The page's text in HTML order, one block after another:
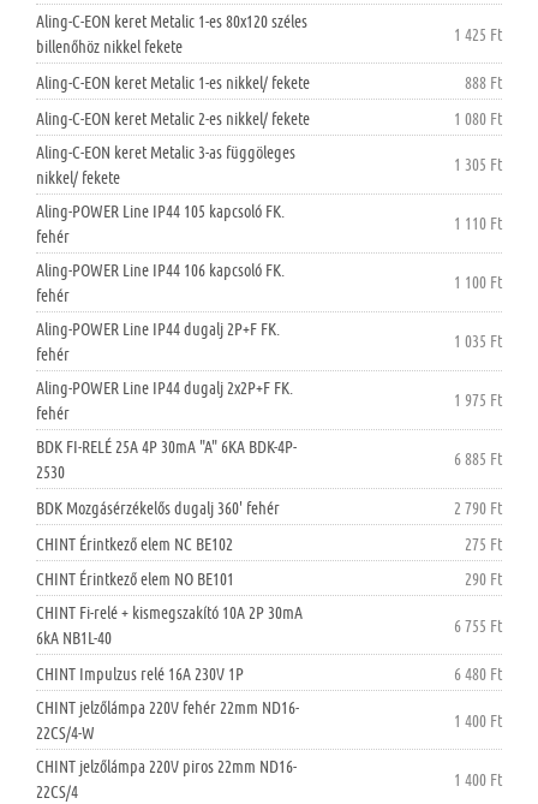
Aling-C-EON keret Metalic 1-es 80x120 széles
billenőhöz nikkel fekete
1 425 Ft
Aling-C-EON keret Metalic 1-es nikkel/ fekete
888 Ft
Aling-C-EON keret Metalic 2-es nikkel/ fekete
1 080 Ft
Aling-C-EON keret Metalic 3-as függöleges
nikkel/ fekete
1 305 Ft
Aling-POWER Line IP44 105 kapcsoló FK.
fehér
1 110 Ft
Aling-POWER Line IP44 106 kapcsoló FK.
fehér
1 100 Ft
Aling-POWER Line IP44 dugalj 2P+F FK.
fehér
1 035 Ft
Aling-POWER Line IP44 dugalj 2x2P+F FK.
fehér
1 975 Ft
BDK FI-RELÉ 25A 4P 30mA "A" 6KA BDK-4P-
2530
6 885 Ft
BDK Mozgásérzékelős dugalj 360' fehér
2 790 Ft
CHINT Érintkező elem NC BE102
275 Ft
CHINT Érintkező elem NO BE101
290 Ft
CHINT Fi-relé + kismegszakító 10A 2P 30mA
6kA NB1L-40
6 755 Ft
CHINT Impulzus relé 16A 230V 1P
6 480 Ft
CHINT jelzőlámpa 220V fehér 22mm ND16-
22CS/4-W
1 400 Ft
CHINT jelzőlámpa 220V piros 22mm ND16-
22CS/4
1 400 Ft